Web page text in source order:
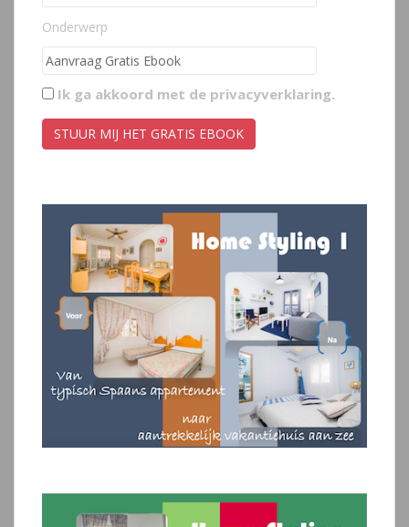
Onderwerp
Ik ga akkoord met de privacyverklaring.